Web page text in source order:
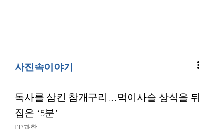
사진속이야기 more_vert
독사를 삼킨 참개구리…먹이사슬 상식을 뒤
집은 ‘5분’
IT/과학